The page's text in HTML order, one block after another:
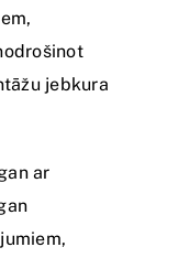
jebkura
ar